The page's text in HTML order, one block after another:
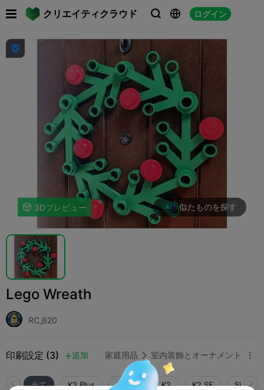
クリエイティクラウド   ログイン


 3Dプレビュー 似たものを探す
Lego Wreath
RC_620
印刷設定 (3) 追加 家庭用品  室内装飾とオーナメント 
全て K2 Plus K2 Pro K2 K2 SE